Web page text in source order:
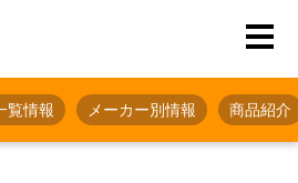
覧情報 メーカー別情報 商品紹介